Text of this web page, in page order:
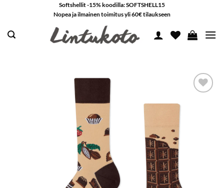
content
Softshellit -15% koodilla: SOFTSHELL15
Nopea ja ilmainen toimitus yli 60€ tilaukseen
LISÄÄ
SUOSIKKEIHIN